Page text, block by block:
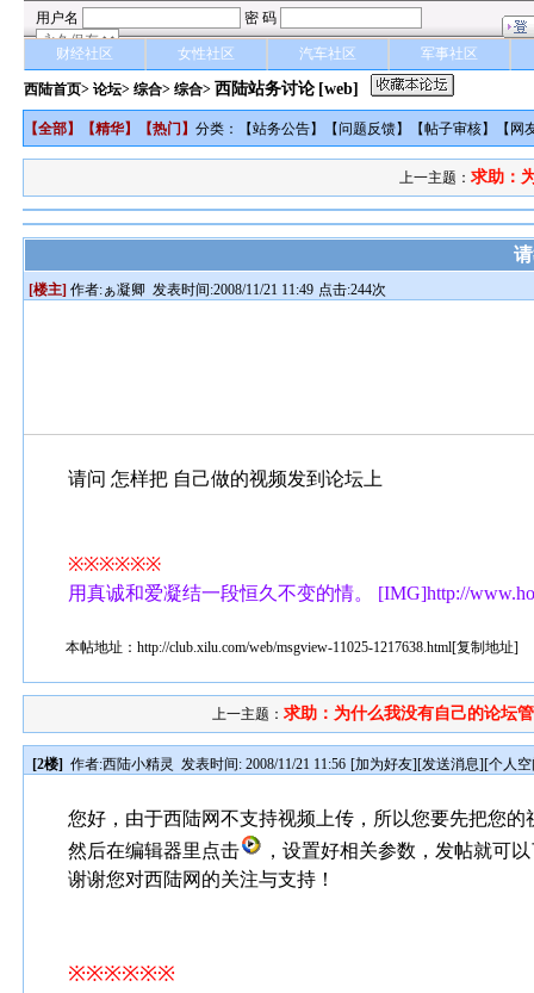
财经社区 女性社区 汽车社区 军事社区
西陆首页>论坛>综合> 综合> 西陆站务讨论 [web]
【全部】【精华】【热门 】分类：【站务公告】【问题反馈】【帖子审核】【 网
上一主题：求助：
[楼主] 作者:ぁ凝卿 发表时间:2008/11/21 11:49 点击:244次
请问 怎样把 自己做的视频发到论坛上
※※※※※※
用真诚和爱凝结一段恒久不变的情。 [IMG]http://
本帖地址：http://club.xilu.com/web/msgview-11025-1217638.html[复制地址]
上一主题： 求助：为什么我没有自己的论坛
[2楼] 作者:西陆小精灵 发表时间: 2008/11/21 11:56 [加为好友][发送消息][个人
您好，由于西陆网不支持视频上传，所以您要先把您
然后在编辑器里点击
，设置好相关参数，发帖就可
谢谢您对西陆网的关注与支持！
※※※※※※